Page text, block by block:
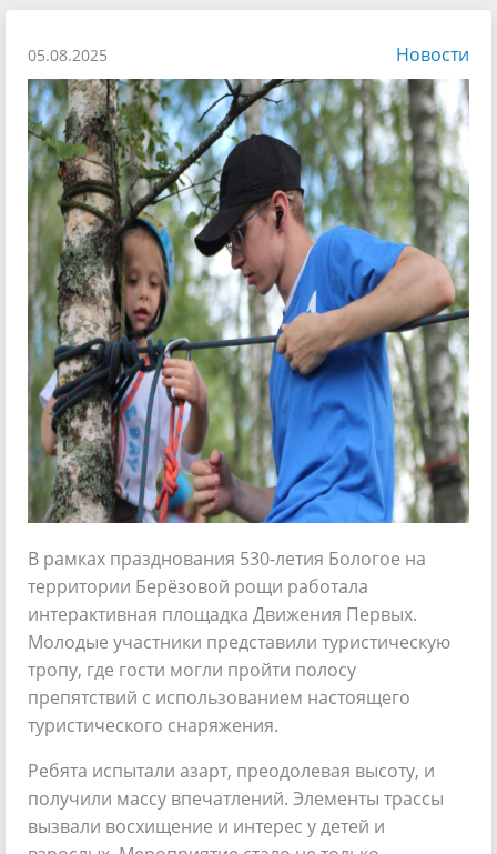
05.08.2025 Новости
В рамках празднования 530-летия Бологое на
территории Берёзовой рощи работала
интерактивная площадка Движения Первых.
Молодые участники представили туристическую
тропу, где гости могли пройти полосу
препятствий с использованием настоящего
туристического снаряжения.
Ребята испытали азарт, преодолевая высоту, и
получили массу впечатлений. Элементы трассы
вызвали восхищение и интерес у детей и